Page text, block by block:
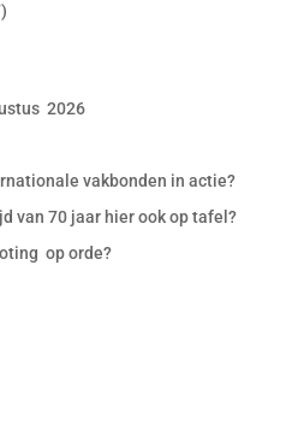
2026
vakbonden in actie?
van 70 jaar hier ook op tafel?
op orde?